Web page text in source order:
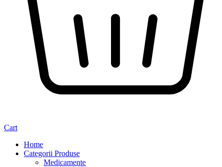
Cart
Home
Categorii Produse
Medicamente